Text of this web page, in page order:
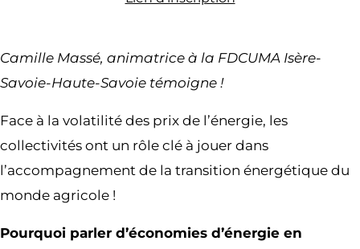
Camille Massé, animatrice à la FDCUMA Isère-
Savoie-Haute-Savoie témoigne !
Face à la volatilité des prix de l’énergie, les
collectivités ont un rôle clé à jouer dans
l’accompagnement de la transition énergétique du
monde agricole !
Pourquoi parler d’économies d’énergie en